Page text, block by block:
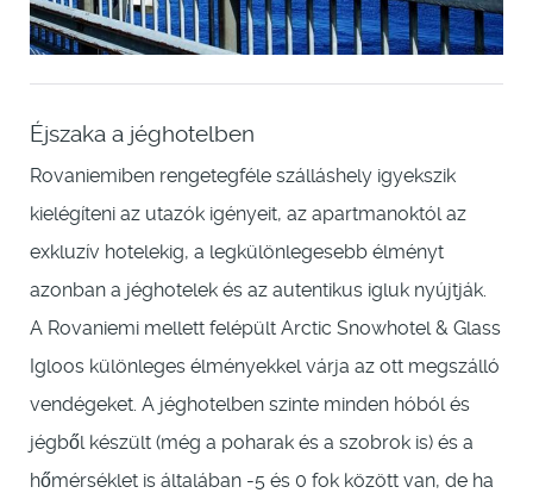
Éjszaka a jéghotelben
Rovaniemiben rengetegféle szálláshely igyekszik
kielégíteni az utazók igényeit, az apartmanoktól az
exkluzív hotelekig, a legkülönlegesebb élményt
azonban a jéghotelek és az autentikus igluk nyújtják.
A Rovaniemi mellett felépült Arctic Snowhotel & Glass
Igloos különleges élményekkel várja az ott megszálló
vendégeket. A jéghotelben szinte minden hóból és
jégből készült (még a poharak és a szobrok is) és a
hőmérséklet is általában -5 és 0 fok között van, de ha